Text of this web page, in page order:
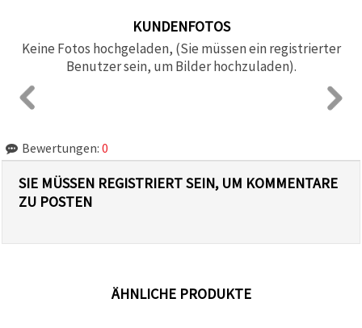
KUNDENFOTOS
Keine Fotos hochgeladen, (Sie müssen ein registrierter
Benutzer sein, um Bilder hochzuladen).
Bewertungen: 0
SIE MÜSSEN REGISTRIERT SEIN, UM KOMMENTARE
ZU POSTEN
ÄHNLICHE PRODUKTE